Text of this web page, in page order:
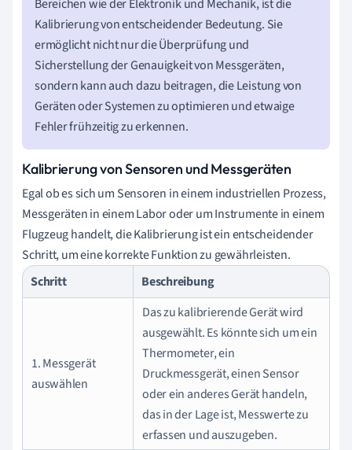
Bereichen wie der Elektronik und Mechanik, ist die
Kalibrierung von entscheidender Bedeutung. Sie
ermöglicht nicht nur die Überprüfung und
Sicherstellung der Genauigkeit von Messgeräten,
sondern kann auch dazu beitragen, die Leistung von
Geräten oder Systemen zu optimieren und etwaige
Fehler frühzeitig zu erkennen.
Kalibrierung von Sensoren und Messgeräten
Egal ob es sich um Sensoren in einem industriellen Prozess,
Messgeräten in einem Labor oder um Instrumente in einem
Flugzeug handelt, die Kalibrierung ist ein entscheidender
Schritt, um eine korrekte Funktion zu gewährleisten.
Schritt
Beschreibung
1. Messgerät
auswählen
Das zu kalibrierende Gerät wird
ausgewählt. Es könnte sich um ein
Thermometer, ein
Druckmessgerät, einen Sensor
oder ein anderes Gerät handeln,
das in der Lage ist, Messwerte zu
erfassen und auszugeben.